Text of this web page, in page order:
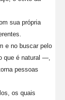
sua própria
e no buscar pelo
que é natural —,
pessoas
os quais